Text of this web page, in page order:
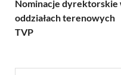
Nominacje dyrektorskie
oddziałach terenowych
TVP